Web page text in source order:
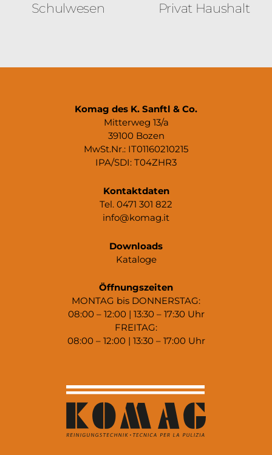
Schulwesen Privat Haushalt
Komag des K. Sanftl & Co.
Mitterweg 13/a
39100 Bozen
MwSt.Nr.: IT01160210215
IPA/SDI: T04ZHR3
Kontaktdaten
Tel. 0471 301 822
info@komag.it
Downloads
Kataloge
Öffnungszeiten
MONTAG bis DONNERSTAG:
08:00 – 12:00 | 13:30 – 17:30 Uhr
FREITAG:
08:00 – 12:00 | 13:30 – 17:00 Uhr